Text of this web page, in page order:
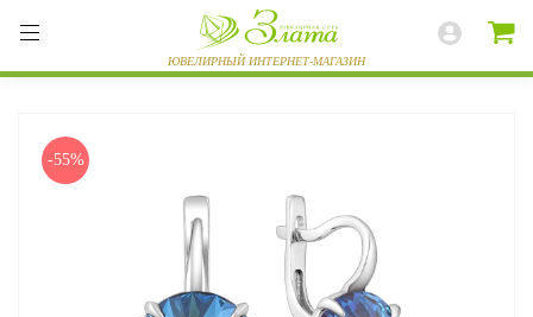
ВЕСЬ КАТАЛОГ
-55%